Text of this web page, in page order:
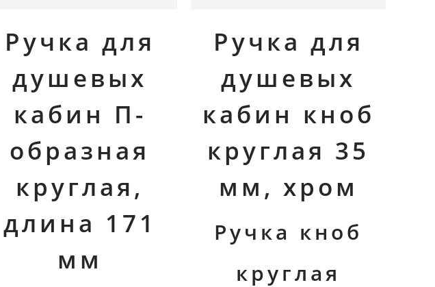
Ручка для
душевых
кабин П-
образная
круглая,
длина 171
мм
Ручка для
душевых
кабин кноб
круглая 35
мм, хром
Ручка кноб
круглая